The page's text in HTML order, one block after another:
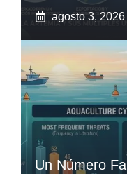
agosto 3, 2026
Un Número